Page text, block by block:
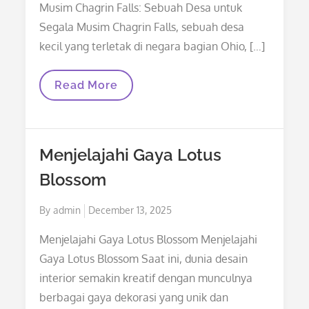
Musim Chagrin Falls: Sebuah Desa untuk
Segala Musim Chagrin Falls, sebuah desa
kecil yang terletak di negara bagian Ohio, […]
Chagrin
Falls:
Untuk
Musim
Read More
Menjelajahi Gaya Lotus
Blossom
Byadmin
Posted
December 13, 2025
Menjelajahi Gaya Lotus Blossom Menjelajahi
Gaya Lotus Blossom Saat ini, dunia desain
interior semakin kreatif dengan munculnya
berbagai gaya dekorasi yang unik dan